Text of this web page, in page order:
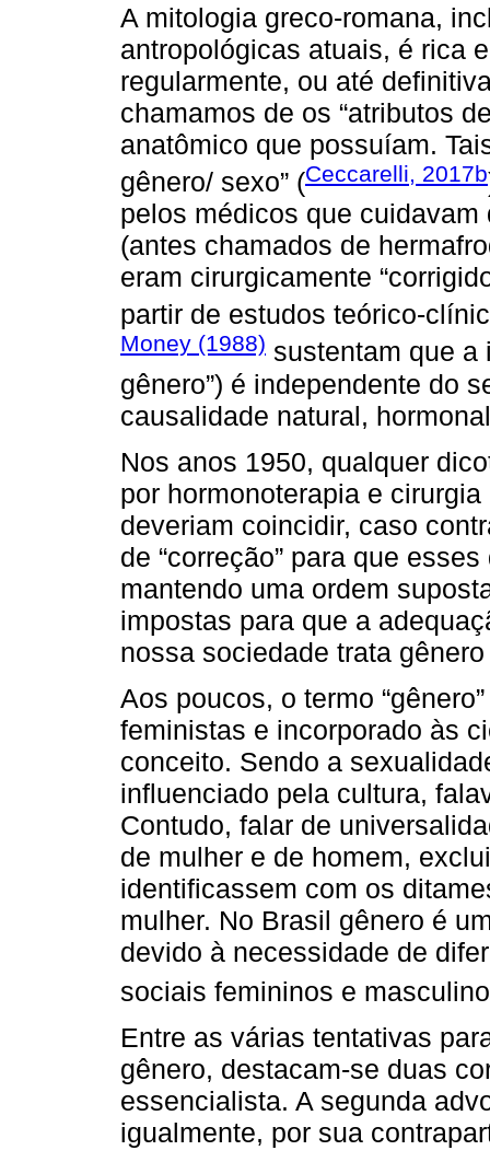
A mitologia greco-romana,
antropológicas atuais, é rica
regularmente, ou até
chamamos de os “atributos
anatômico que possuíam.
gênero/ sexo” (Ceccarelli, 2017b
pelos médicos que
(antes chamados de
eram cirurgicamente
partir de estudos teórico-
Money (1988) sustentam que a
gênero”) é independente do
causalidade natural,
Nos anos 1950, qualquer
por hormonoterapia e
deveriam coincidir, caso
de “correção” para que
mantendo uma ordem
impostas para que a
nossa sociedade trata
Aos poucos, o termo
feministas e incorporado às
conceito. Sendo a
influenciado pela cultura,
Contudo, falar de
de mulher e de homem,
identificassem com os
mulher. No Brasil gênero é
devido à necessidade de
sociais femininos e
Entre as várias tentativas
gênero, destacam-se duas
essencialista. A segunda
igualmente, por sua